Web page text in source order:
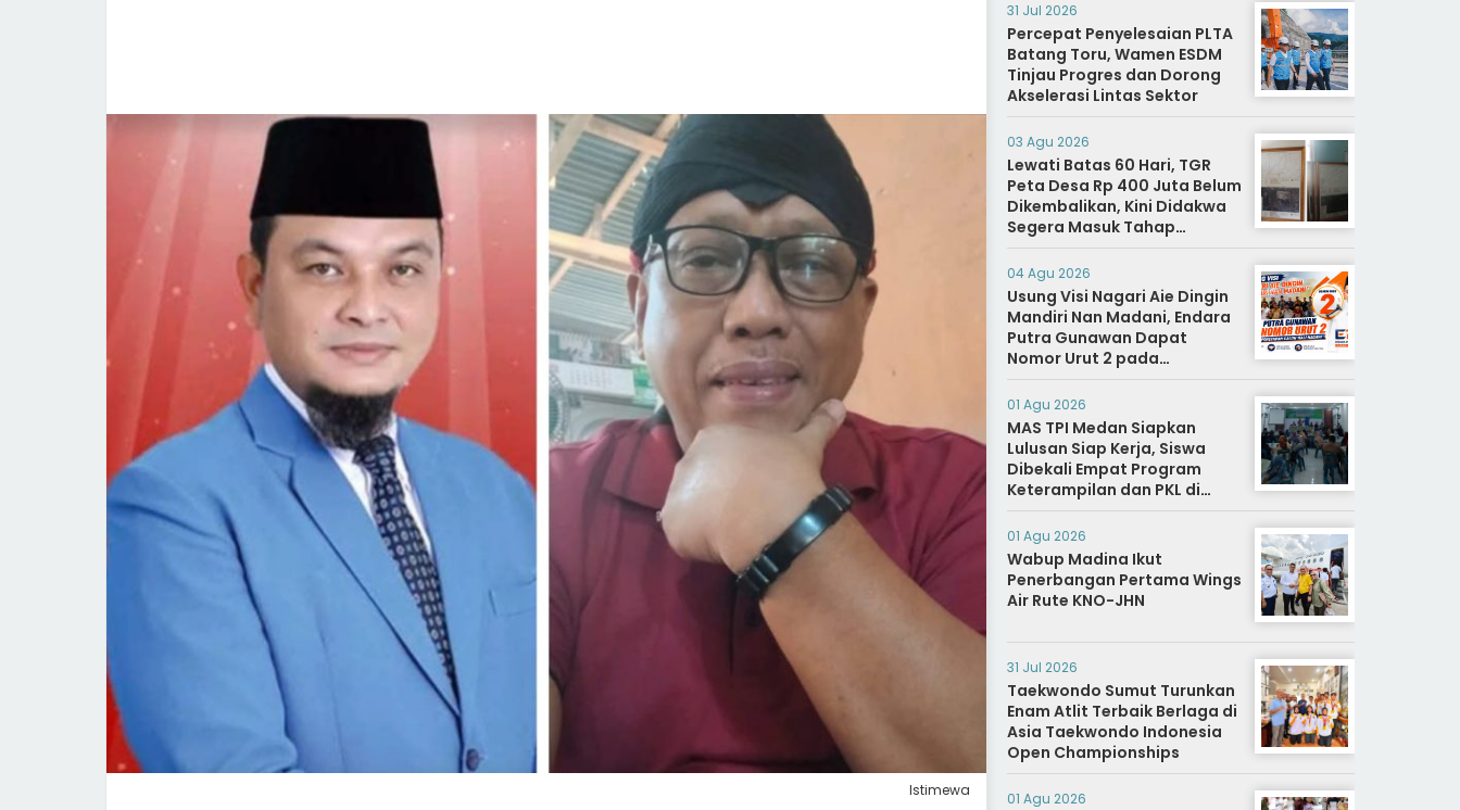
Istimewa
31 Jul 2026
Percepat Penyelesaian PLTA
Batang Toru, Wamen ESDM
Tinjau Progres dan Dorong
Akselerasi Lintas Sektor
03 Agu 2026
Lewati Batas 60 Hari, TGR
Peta Desa Rp 400 Juta Belum
Dikembalikan, Kini Didakwa
Segera Masuk Tahap
Penyidikan
04 Agu 2026
Usung Visi Nagari Aie Dingin
Mandiri Nan Madani, Endara
Putra Gunawan Dapat
Nomor Urut 2 pada
Penetapan Calon Wali
Nagari.
01 Agu 2026
MAS TPI Medan Siapkan
Lulusan Siap Kerja, Siswa
Dibekali Empat Program
Keterampilan dan PKL di
Dunia Industri
01 Agu 2026
Wabup Madina Ikut
Penerbangan Pertama Wings
Air Rute KNO-JHN
31 Jul 2026
Taekwondo Sumut Turunkan
Enam Atlit Terbaik Berlaga di
Asia Taekwondo Indonesia
Open Championships
01 Agu 2026